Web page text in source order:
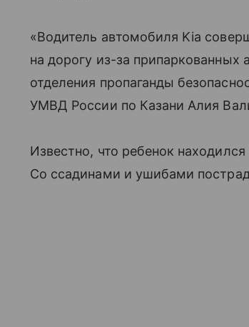
«Водитель автомобиля Kia
на дорогу из-за припаркованных
отделения пропаганды
УМВД России по Казани Алия
Известно, что ребенок
Со ссадинами и ушибами